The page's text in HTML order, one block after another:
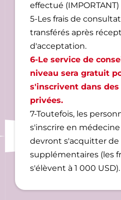
effectué (IMPORTANT)
5-Les frais de
transférés après
d'acceptation.
6-Le service de
niveau sera gratuit
s'inscrivent dans
privées.
7-Toutefois, les
s'inscrire en
devront s'acquitter de
supplémentaires (les
s'élèvent à 1 000 USD).